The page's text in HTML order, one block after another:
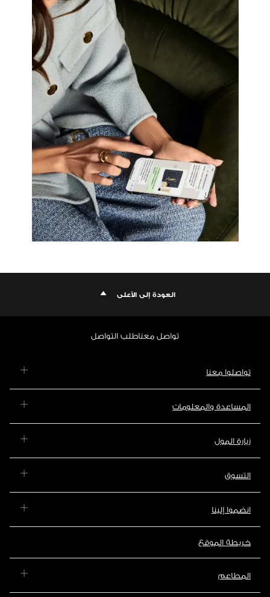
العودة إلى الأعلى
تواصل معناطلب التواصل
تواصلوا معنا
المساعدة والمعلومات
زيارة المول
التسوق
انضموا إلينا
خريطة الموقع
المطاعم